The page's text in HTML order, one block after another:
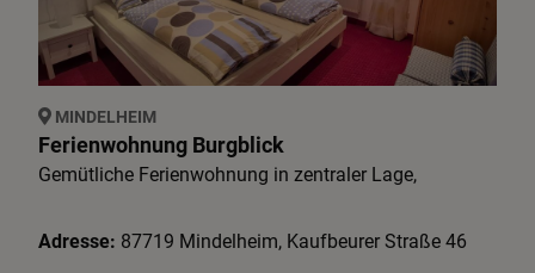
MINDELHEIM
Ferienwohnung Burgblick
Gemütliche Ferienwohnung in zentraler Lage,
Adresse: 87719 Mindelheim, Kaufbeurer Straße 46